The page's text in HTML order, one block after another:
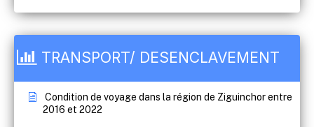
TRANSPORT/ DESENCLAVEMENT
Condition de voyage dans la région de Ziguinchor entre
2016 et 2022